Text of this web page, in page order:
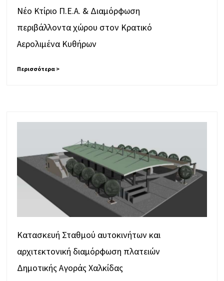
Νέο Κτίριο Π.Ε.Α. & Διαμόρφωση
περιβάλλοντα χώρου στον Κρατικό
Αερολιμένα Κυθήρων
Περισσότερα >
Κατασκευή Σταθμού αυτοκινήτων και
αρχιτεκτονική διαμόρφωση πλατειών
Δημοτικής Αγοράς Χαλκίδας